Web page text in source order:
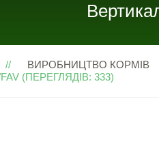
ВИРОБНИЦТВО КОРМІВ
(ПЕРЕГЛЯДІВ: 333)